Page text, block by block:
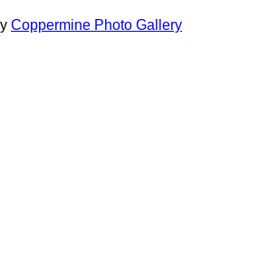
Coppermine Photo Gallery